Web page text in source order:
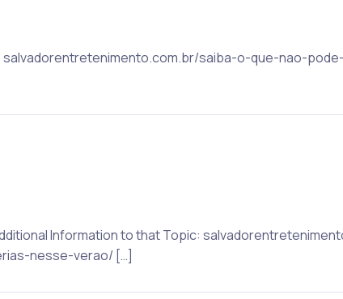
salvadorentretenimento.com.br/saiba-o-que-nao-
Information to that Topic:
nesse-verao/ […]